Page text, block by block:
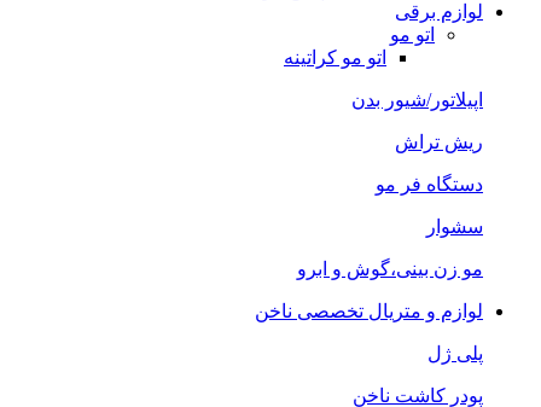
لوازم برقی
اتو مو
اتو مو کراتینه
اپیلاتور/شیور بدن
ریش تراش
دستگاه فر مو
سشوار
مو زن بینی،گوش و ابرو
لوازم و متریال تخصصی ناخن
پلی ژل
پودر کاشت ناخن